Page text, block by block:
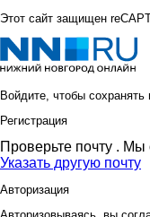
Этот сайт защищен
Войдите, чтобы
Регистрация
Проверьте почту . Мы
Указать другую почту
Авторизация